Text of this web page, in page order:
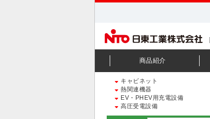
商品紹介
キャビネット
熱関連機器
EV・PHEV用充電設備
高圧受電設備